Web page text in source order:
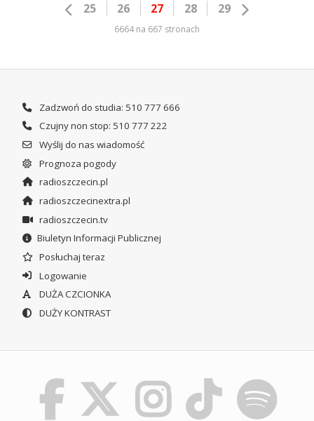
25 26 27 28 29
6664 na 667 stronach
Zadzwoń do studia: 510 777 666
Czujny non stop: 510 777 222
Wyślij do nas wiadomość
Prognoza pogody
radioszczecin.pl
radioszczecinextra.pl
radioszczecin.tv
Biuletyn Informacji Publicznej
Posłuchaj teraz
Logowanie
DUŻA CZCIONKA
DUŻY KONTRAST